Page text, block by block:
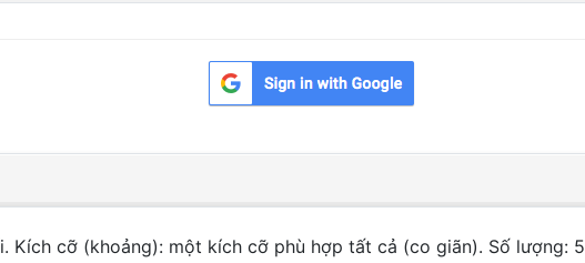
Kích cỡ (khoảng): một kích cỡ phù hợp tất cả (co giãn). Số lượng: